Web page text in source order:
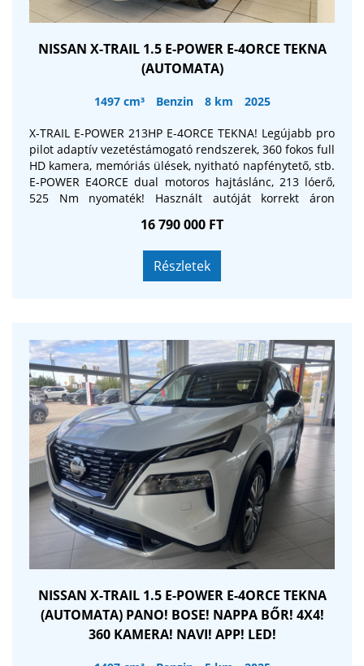
NISSAN X-TRAIL 1.5 E-POWER E-4ORCE TEKNA
(AUTOMATA)
1497 cm³ Benzin 8 km 2025
X-TRAIL E-POWER 213HP E-4ORCE TEKNA! Legújabb pro
pilot adaptív vezetéstámogató rendszerek, 360 fokos full
HD kamera, memóriás ülések, nyitható napfénytető, stb.
E-POWER E4ORCE dual motoros hajtáslánc, 213 lóerő,
525 Nm nyomaték! Használt autóját korrekt áron
ajánlatából választhat!16 790 000 FT
Részletek
NISSAN X-TRAIL 1.5 E-POWER E-4ORCE TEKNA
(AUTOMATA) PANO! BOSE! NAPPA BŐR! 4X4!
360 KAMERA! NAVI! APP! LED!